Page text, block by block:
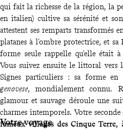
qui fait la richesse de la région, la
en italien) cultive sa sérénité et
attestent ses remparts transformés
platanes à l'ombre protectrice, et sa
forme seule rappelle qu'elle était à
Vous suivez ensuite le littoral
Signes particuliers : sa forme en
genovese, mondialement connu.
glamour et sauvage déroule une
charmes intemporels. Votre seconde
fameux villages des Cinque Terre,
Votre voyage